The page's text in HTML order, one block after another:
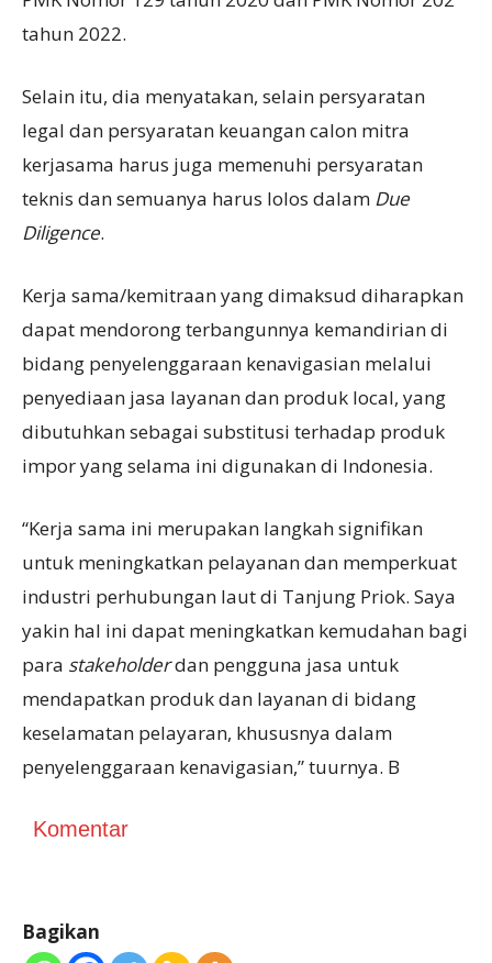
tahun 2022.
Selain itu, dia menyatakan, selain persyaratan
legal dan persyaratan keuangan calon mitra
kerjasama harus juga memenuhi persyaratan
teknis dan semuanya harus lolos dalam Due
Diligence.
Kerja sama/kemitraan yang dimaksud diharapkan
dapat mendorong terbangunnya kemandirian di
bidang penyelenggaraan kenavigasian melalui
penyediaan jasa layanan dan produk local, yang
dibutuhkan sebagai substitusi terhadap produk
impor yang selama ini digunakan di Indonesia.
“Kerja sama ini merupakan langkah signifikan
untuk meningkatkan pelayanan dan memperkuat
industri perhubungan laut di Tanjung Priok. Saya
yakin hal ini dapat meningkatkan kemudahan bagi
para stakeholderdan pengguna jasa untuk
mendapatkan produk dan layanan di bidang
keselamatan pelayaran, khususnya dalam
penyelenggaraan kenavigasian,” tuurnya. B
Komentar
Bagikan